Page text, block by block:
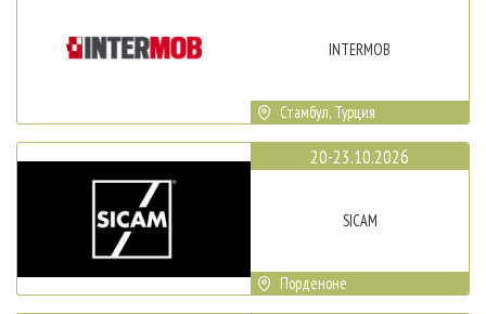
INTERMOB
Стамбул, Турция
20-23.10.2026
SICAM
Порденоне